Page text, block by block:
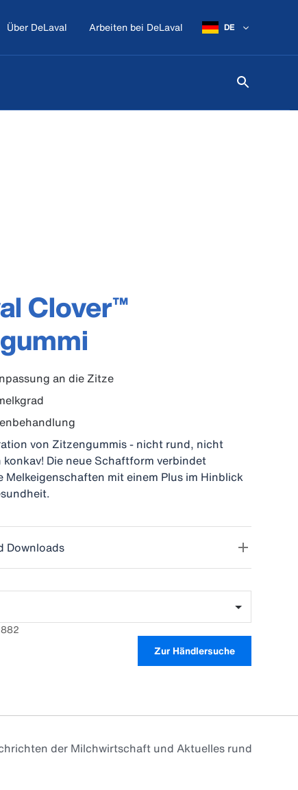
Über DeLaval Arbeiten bei DeLaval DE
Clover™
an die Zitze
von Zitzengummis - nicht rund, nicht
Die neue Schaftform verbindet
Melkeigenschaften mit einem Plus im Hinblick
Downloads
Zur Händlersuche
der Milchwirtschaft und Aktuelles rund